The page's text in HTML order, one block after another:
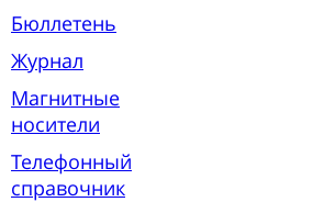
Бюллетень
Журнал
Магнитные
носители
Телефонный
справочник